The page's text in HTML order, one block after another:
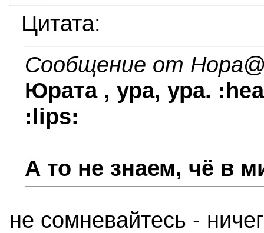
Цитата:
Сообщение от Нора
Юрата, ура, ура.
:lips:
А то не знаем, чё в
не сомневайтесь -